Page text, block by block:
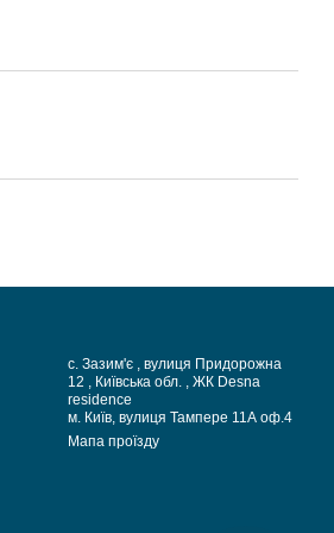
с. Зазим'є , вулиця Придорожна
12 , Київська обл. , ЖК Desna
residence
м. Київ, вулиця Тампере 11А оф.4
Мапа проїзду